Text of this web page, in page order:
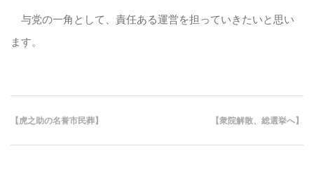
与党の一角として、責任ある運営を担っていきたいと思い
ます。
【虎之助の名誉市民葬】 【衆院解散、総選挙へ】